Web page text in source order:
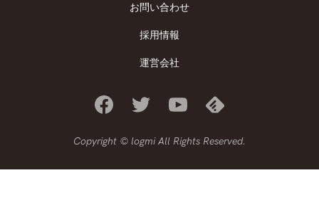
お問い合わせ
採用情報
運営会社
Copyright © logmi All Rights Reserved.